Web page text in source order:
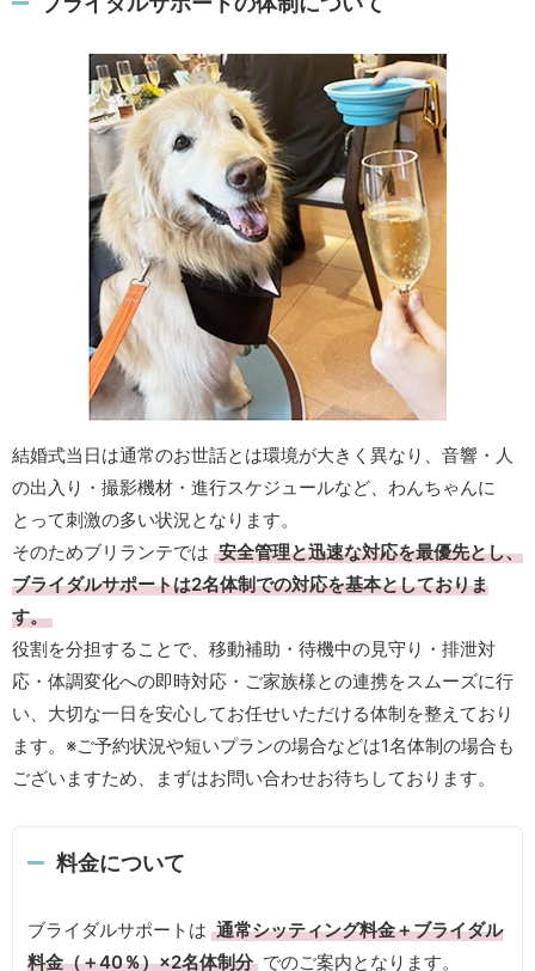
結婚式当日は通常のお世話とは環境が大きく異なり、音響・人
の出入り・撮影機材・進行スケジュールなど、わんちゃんに
とって刺激の多い状況となります。
そのためブリランテでは 安全管理と迅速な対応を最優先とし、
ブライダルサポートは2名体制での対応を基本としておりま
す。
役割を分担することで、移動補助・待機中の見守り・排泄対
応・体調変化への即時対応・ご家族様との連携をスムーズに行
い、大切な一日を安心してお任せいただける体制を整えており
ます。※ご予約状況や短いプランの場合などは1名体制の場合も
ございますため、まずはお問い合わせお待ちしております。
料金について
ブライダルサポートは 通常シッティング料金＋ブライダル
料金（＋40％）×2名体制分でのご案内となります。